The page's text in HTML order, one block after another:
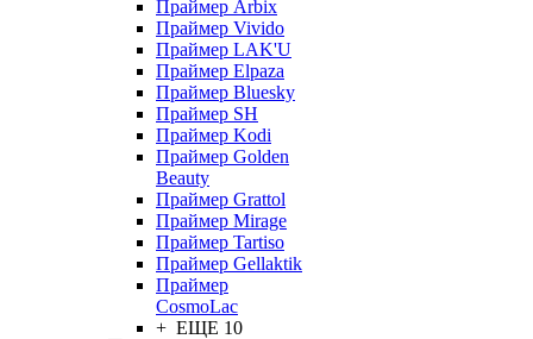
Праймер Arbix
Праймер Vivido
Праймер LAK'U
Праймер Elpaza
Праймер Bluesky
Праймер SH
Праймер Kodi
Праймер Golden
Beauty
Праймер Grattol
Праймер Mirage
Праймер Tartiso
Праймер Gellaktik
Праймер
CosmoLac
+ ЕЩЕ 10